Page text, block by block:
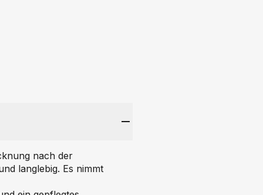
nach der
langlebig. Es nimmt